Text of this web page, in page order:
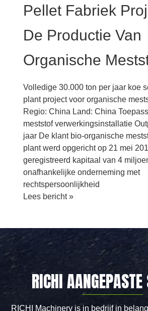
organische
China
Pellet Fabriek
De Productie Van
Organische
Volledige 30.000 ton per jaar koe
plant project voor organische
Regio: China Land: China
meststof verwerkingsinstallatie
jaar De klant bio-organische
plant werd opgericht op 21 mei
geregistreerd kapitaal van 4
onafhankelijke onderneming met
rechtspersoonlijkheid
Complete
jaar
pellet
project
Lees bericht »
RICHI AANGEPASTE
RICHI Machinery is in bedrijf in